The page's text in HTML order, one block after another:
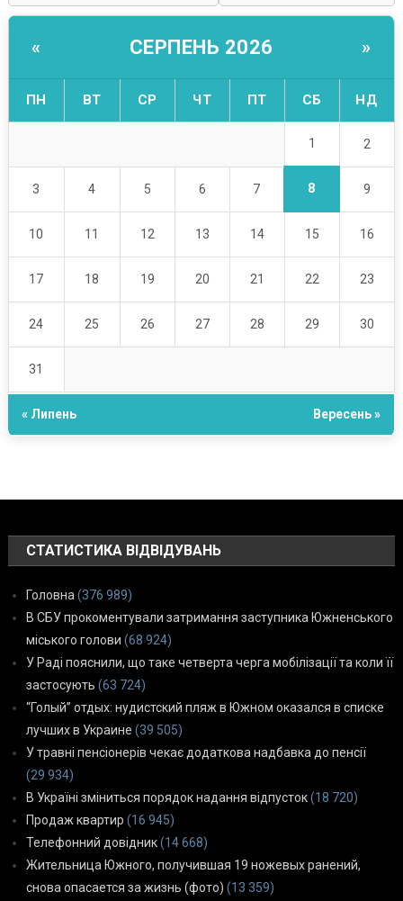
« СЕРПЕНЬ 2026 »
ПН ВТ СР ЧТ ПТ СБ НД
1 2
3 4 5 6 7 8 9
10 11 12 13 14 15 16
17 18 19 20 21 22 23
24 25 26 27 28 29 30
31
« Липень Вересень »
СТАТИСТИКА ВІДВІДУВАНЬ
Головна (376 989)
В СБУ прокоментували затримання заступника Южненського
міського голови (68 924)
У Раді пояснили, що таке четверта черга мобілізації та коли її
застосують (63 724)
“Голый” отдых: нудистский пляж в Южном оказался в списке
лучших в Украине (39 505)
У травні пенсіонерів чекає додаткова надбавка до пенсії
(29 934)
В Україні зміниться порядок надання відпусток(18 720)
Продаж квартир (16 945)
Телефонний довідник(14 668)
Жительница Южного, получившая 19 ножевых ранений,
снова опасается за жизнь (фото) (13 359)